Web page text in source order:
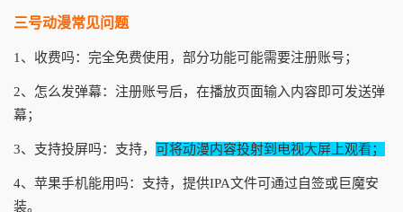
三号动漫常见问题
1、收费吗：完全免费使用，部分功能可能需要注册账号；
2、怎么发弹幕：注册账号后，在播放页面输入内容即可发送弹
幕；
3、支持投屏吗：支持， 可将动漫内容投射到电视大屏上观看；
4、苹果手机能用吗：支持，提供IPA文件可通过自签或巨魔安
装。